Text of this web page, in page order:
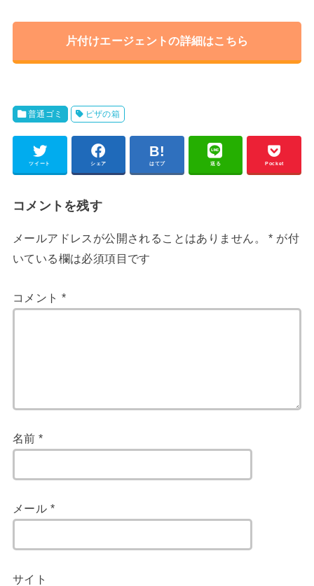
片付けエージェントの詳細はこちら
普通ゴミ ピザの箱
ツイート シェア はてブ 送る Pocket
コメントを残す
メールアドレスが公開されることはありません。 * が付
いている欄は必須項目です
コメント *
名前*
メール *
サイト